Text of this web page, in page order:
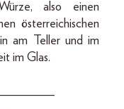
also einen
österreichischen
am Teller und im
im Glas.